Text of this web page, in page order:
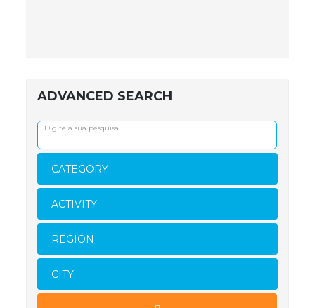
ADVANCED SEARCH
CATEGORY
ACTIVITY
REGION
CITY